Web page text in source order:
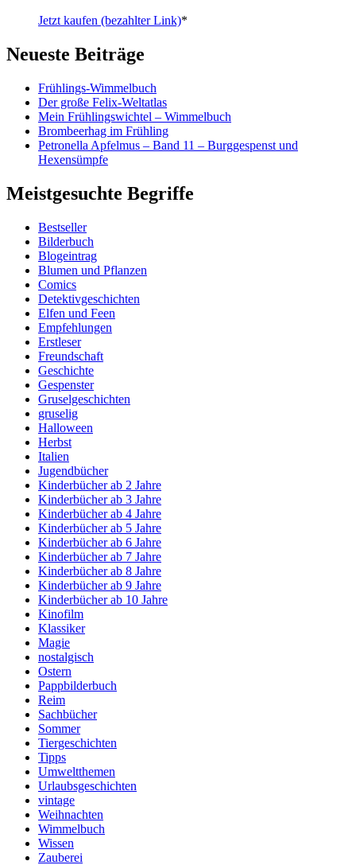
Jetzt kaufen (bezahlter Link)*
Neueste Beiträge
Frühlings-Wimmelbuch
Der große Felix-Weltatlas
Mein Frühlingswichtel – Wimmelbuch
Brombeerhag im Frühling
Petronella Apfelmus – Band 11 – Burggespenst und
Hexensümpfe
Meistgesuchte Begriffe
Bestseller
Bilderbuch
Blogeintrag
Blumen und Pflanzen
Comics
Detektivgeschichten
Elfen und Feen
Empfehlungen
Erstleser
Freundschaft
Geschichte
Gespenster
Gruselgeschichten
gruselig
Halloween
Herbst
Italien
Jugendbücher
Kinderbücher ab 2 Jahre
Kinderbücher ab 3 Jahre
Kinderbücher ab 4 Jahre
Kinderbücher ab 5 Jahre
Kinderbücher ab 6 Jahre
Kinderbücher ab 7 Jahre
Kinderbücher ab 8 Jahre
Kinderbücher ab 9 Jahre
Kinderbücher ab 10 Jahre
Kinofilm
Klassiker
Magie
nostalgisch
Ostern
Pappbilderbuch
Reim
Sachbücher
Sommer
Tiergeschichten
Tipps
Umweltthemen
Urlaubsgeschichten
vintage
Weihnachten
Wimmelbuch
Wissen
Zauberei